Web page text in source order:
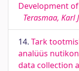
Development
Terasmaa, Karl
14. Tark
analüüs
data collection